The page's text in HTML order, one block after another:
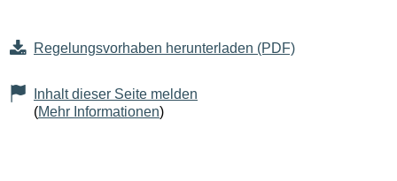
Regelungsvorhaben herunterladen (PDF)
Inhalt dieser Seite melden
(Mehr Informationen)